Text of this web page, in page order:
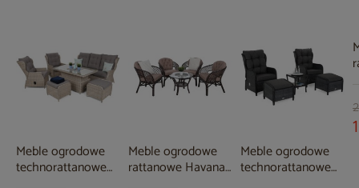
Meble ogrodowe
technorattanowe
Meble ogrodowe
rattanowe Havana
Meble ogrodowe
technorattanowe